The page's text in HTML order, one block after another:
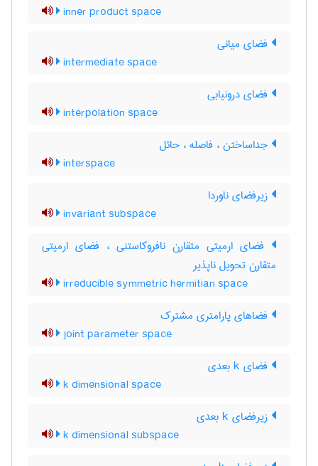
inner product space
فضای میانی
intermediate space
فضای درونیابی
interpolation space
جداساختن ، فاصله ، حائل
interspace
زیرفضای ناوردا
invariant subspace
فضای ارمیتی متقارن نافروکاستنی ، فضای ارمیتی
متقارن تحویل ناپذیر
irreducible symmetric hermitian space
فضاهای پارامتری مشترک
joint parameter space
فضای k بعدی
k dimensional space
زیرفضای k بعدی
k dimensional subspace